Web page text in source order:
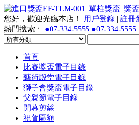
您好，歡迎光臨本店！ 用戶登錄 | 註冊
熱門搜索： ●07-334-5555 ●07-334-
首頁
比賽獎盃電子目錄
藝術殿堂電子目錄
獅子會獎盃電子目錄
父親節電子目錄
開幕剪綵
祝賀匾額